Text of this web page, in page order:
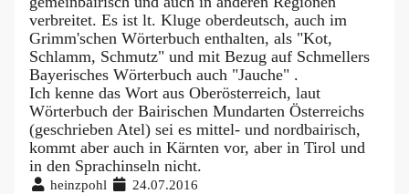
verbreitet. Es ist lt. Kluge oberdeutsch, auch im
Grimm'schen Wörterbuch enthalten, als "Kot,
Schlamm, Schmutz" und mit Bezug auf Schmellers
Bayerisches Wörterbuch auch "Jauche" .
Ich kenne das Wort aus Oberösterreich, laut
Wörterbuch der Bairischen Mundarten Österreichs
(geschrieben Atel) sei es mittel- und nordbairisch,
kommt aber auch in Kärnten vor, aber in Tirol und
in den Sprachinseln nicht.
heinzpohl 24.07.2016